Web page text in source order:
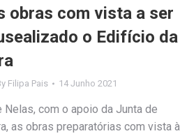
obras com vista a ser
o Edifício da
Filipa Pais 14 Junho 2021
Nelas, com o apoio da Junta de
as obras preparatórias com vista à